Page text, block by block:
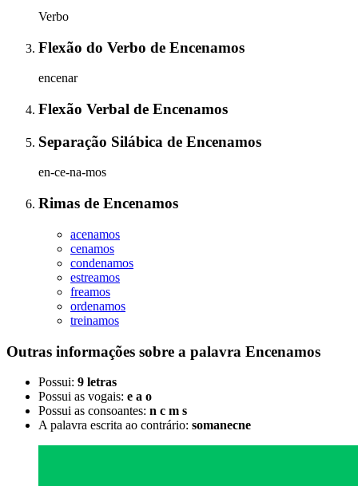
Verbo
Flexão do Verbo de Encenamos
encenar
Flexão Verbal de Encenamos
Separação Silábica de Encenamos
en-ce-na-mos
Rimas de Encenamos
acenamos
cenamos
condenamos
estreamos
freamos
ordenamos
treinamos
Outras informações sobre a palavra Encenamos
Possui: 9 letras
Possui as vogais: e a o
Possui as consoantes: n c m s
A palavra escrita ao contrário: somanecne